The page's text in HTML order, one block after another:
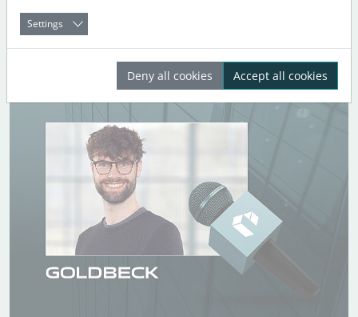
Settings
Deny all cookies Accept all cookies